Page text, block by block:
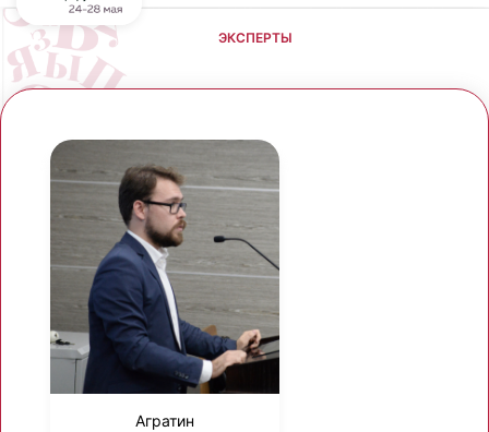
ЭКСПЕРТЫ
Агратин